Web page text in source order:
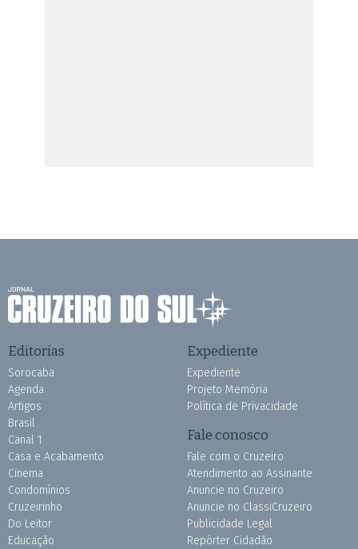
Editorias
Sorocaba
Agenda
Artigos
Brasil
Canal 1
Casa e Acabamento
Cinema
Condomínios
Cruzeirinho
Do Leitor
Educação
Expediente
Expediente
Projeto Memória
Política de Privacidade
Fale conosco
Fale com o Cruzeiro
Atendimento ao Assinante
Anuncie no Cruzeiro
Anuncie no ClassiCruzeiro
Publicidade Legal
Repórter Cidadão